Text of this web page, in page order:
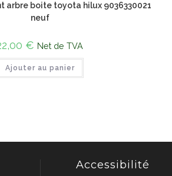
arbre boite toyota hilux 9036330021
neuf
€ Net de TVA
Ajouter au panier
Accessibilité